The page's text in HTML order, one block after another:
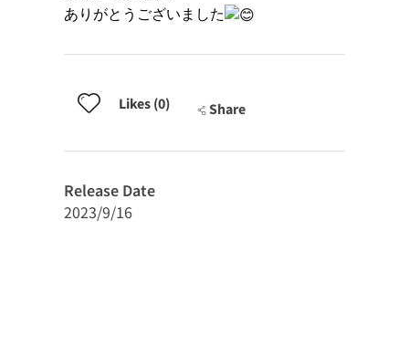
ありがとうございました
Likes (0) Share
Release Date
2023/9/16